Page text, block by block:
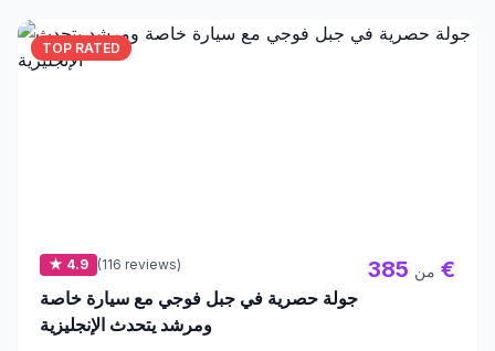
TOP RATED
★ 4.9 (116 reviews)
جولة حصرية في جبل فوجي مع سيارة خاصة
ومرشد يتحدث الإنجليزية
من 385 €